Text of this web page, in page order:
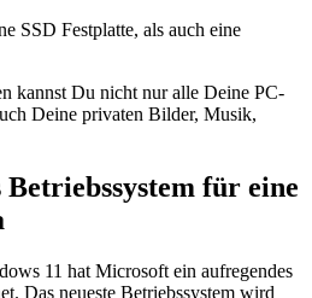
SSD Festplatte, als auch eine
kannst Du nicht nur alle Deine PC-
Deine privaten Bilder, Musik,
Betriebssystem für eine
11 hat Microsoft ein aufregendes
Das neueste Betriebssystem wird